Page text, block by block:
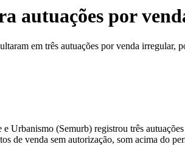
autuações por
em três autuações por venda irregular,
Urbanismo (Semurb) registrou três
de venda sem autorização, som acima do